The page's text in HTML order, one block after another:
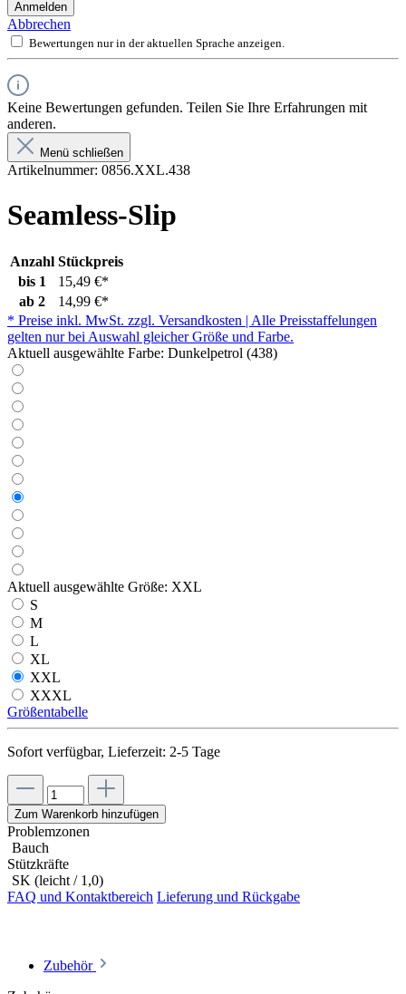
Anmelden
Abbrechen
Bewertungen nur in der aktuellen Sprache anzeigen.
Keine Bewertungen gefunden. Teilen Sie Ihre Erfahrungen mit
anderen.
Menü schließen
Artikelnummer: 0856.XXL.438
Seamless-Slip
Anzahl Stückpreis
bis 1
15,49 €*
ab 2
14,99 €*
* Preise inkl. MwSt. zzgl. Versandkosten | Alle Preisstaffelungen
gelten nur bei Auswahl gleicher Größe und Farbe.
Aktuell ausgewählte Farbe: Dunkelpetrol (438)
Aktuell ausgewählte Größe: XXL
S
M
L
XL
XXL
XXXL
Größentabelle
Sofort verfügbar, Lieferzeit: 2-5 Tage
Zum Warenkorb hinzufügen
Problemzonen
Bauch
Stützkräfte
SK (leicht / 1,0)
FAQ und Kontaktbereich Lieferung und Rückgabe
Zubehör